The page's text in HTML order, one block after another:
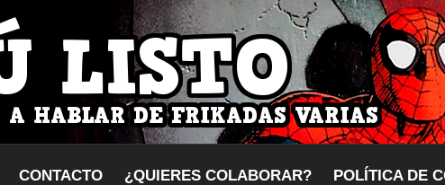
CONTACTO ¿QUIERES COLABORAR? POLÍTICA DE